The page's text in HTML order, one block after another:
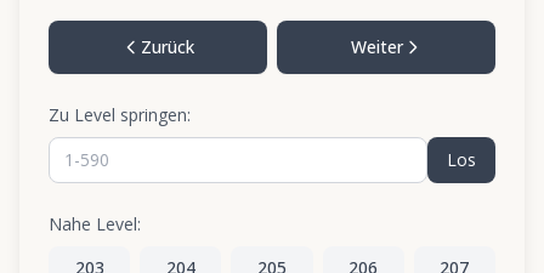
Zurück Weiter
Zu Level springen:
Los
Nahe Level:
203
204 205 206 207